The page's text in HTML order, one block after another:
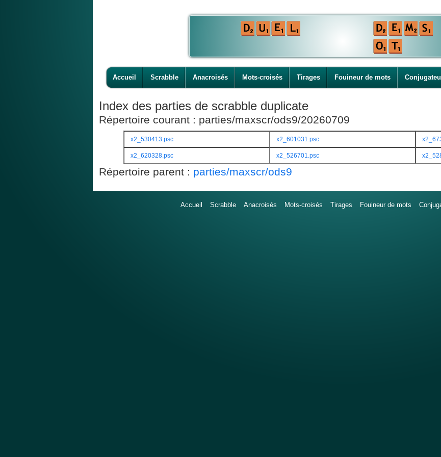
Accueil Scrabble Anacroisés Mots-croisés Tirages Fouineur de mots
Index des parties de scrabble duplicate
Répertoire courant : parties/maxscr/ods9/20260709
x2_530413.psc x2_601031.psc
x2_620328.psc x2_526701.psc
Répertoire parent : parties/maxscr/ods9
Accueil Scrabble Anacroisés Mots-croisés Tirages Fouineur de mots